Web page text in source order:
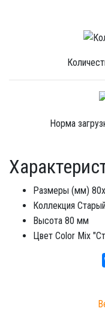
Норма
Размеры (мм)
Коллекция
Высота 80 мм
Цвет Color Mix